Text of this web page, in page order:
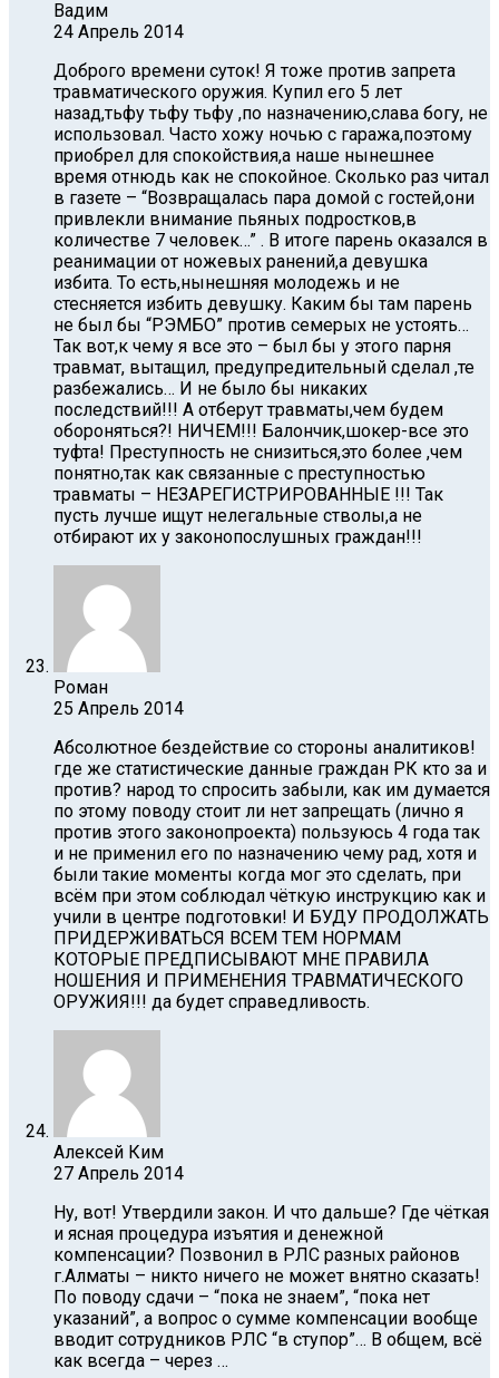
Вадим
24 Апрель 2014
Доброго времени суток! Я тоже против запрета
травматического оружия. Купил его 5 лет
назад,тьфу тьфу тьфу ,по назначению,слава богу, не
использовал. Часто хожу ночью с гаража,поэтому
приобрел для спокойствия,а наше нынешнее
время отнюдь как не спокойное. Сколько раз читал
в газете – “Возвращалась пара домой с гостей,они
привлекли внимание пьяных подростков,в
количестве 7 человек…” . В итоге парень оказался в
реанимации от ножевых ранений,а девушка
избита. То есть,нынешняя молодежь и не
стесняется избить девушку. Каким бы там парень
не был бы “РЭМБО” против семерых не устоять…
Так вот,к чему я все это – был бы у этого парня
травмат, вытащил, предупредительный сделал ,те
разбежались… И не было бы никаких
последствий!!! А отберут травматы,чем будем
обороняться?! НИЧЕМ!!! Балончик,шокер-все это
туфта! Преступность не снизиться,это более ,чем
понятно,так как связанные с преступностью
травматы – НЕЗАРЕГИСТРИРОВАННЫЕ !!! Так
пусть лучше ищут нелегальные стволы,а не
отбирают их у законопослушных граждан!!!
Роман
25 Апрель 2014
Абсолютное бездействие со стороны аналитиков!
где же статистические данные граждан РК кто за и
против? народ то спросить забыли, как им думается
по этому поводу стоит ли нет запрещать (лично я
против этого законопроекта) пользуюсь 4 года так
и не применил его по назначению чему рад, хотя и
были такие моменты когда мог это сделать, при
всём при этом соблюдал чёткую инструкцию как и
учили в центре подготовки! И БУДУ ПРОДОЛЖАТЬ
ПРИДЕРЖИВАТЬСЯ ВСЕМ ТЕМ НОРМАМ
КОТОРЫЕ ПРЕДПИСЫВАЮТ МНЕ ПРАВИЛА
НОШЕНИЯ И ПРИМЕНЕНИЯ ТРАВМАТИЧЕСКОГО
ОРУЖИЯ!!! да будет справедливость.
Алексей Ким
27 Апрель 2014
Ну, вот! Утвердили закон. И что дальше? Где чёткая
и ясная процедура изъятия и денежной
компенсации? Позвонил в РЛС разных районов
г.Алматы – никто ничего не может внятно сказать!
По поводу сдачи – “пока не знаем”, “пока нет
указаний”, а вопрос о сумме компенсации вообще
вводит сотрудников РЛС “в ступор”… В общем, всё
как всегда – через …